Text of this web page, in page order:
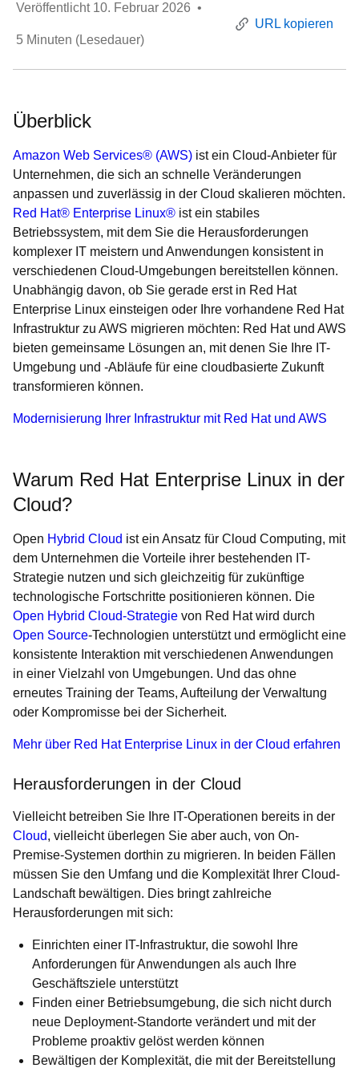
Veröffentlicht 10. Februar 2026 •
5 Minuten (Lesedauer)
URL kopieren
Überblick
Amazon Web Services® (AWS) ist ein Cloud-Anbieter für
Unternehmen, die sich an schnelle Veränderungen
anpassen und zuverlässig in der Cloud skalieren möchten.
Red Hat® Enterprise Linux® ist ein stabiles
Betriebssystem, mit dem Sie die Herausforderungen
komplexer IT meistern und Anwendungen konsistent in
verschiedenen Cloud-Umgebungen bereitstellen können.
Unabhängig davon, ob Sie gerade erst in Red Hat
Enterprise Linux einsteigen oder Ihre vorhandene Red Hat
Infrastruktur zu AWS migrieren möchten: Red Hat und AWS
bieten gemeinsame Lösungen an, mit denen Sie Ihre IT-
Umgebung und -Abläufe für eine cloudbasierte Zukunft
transformieren können.
Modernisierung Ihrer Infrastruktur mit Red Hat und AWS
Warum Red Hat Enterprise Linux in der
Cloud?
Open Hybrid Cloud ist ein Ansatz für Cloud Computing, mit
dem Unternehmen die Vorteile ihrer bestehenden IT-
Strategie nutzen und sich gleichzeitig für zukünftige
technologische Fortschritte positionieren können. Die
Open Hybrid Cloud-Strategie von Red Hat wird durch
Open Source-Technologien unterstützt und ermöglicht eine
konsistente Interaktion mit verschiedenen Anwendungen
in einer Vielzahl von Umgebungen. Und das ohne
erneutes Training der Teams, Aufteilung der Verwaltung
oder Kompromisse bei der Sicherheit.
Mehr über Red Hat Enterprise Linux in der Cloud erfahren
Herausforderungen in der Cloud
Vielleicht betreiben Sie Ihre IT-Operationen bereits in der
Cloud, vielleicht überlegen Sie aber auch, von On-
Premise-Systemen dorthin zu migrieren. In beiden Fällen
müssen Sie den Umfang und die Komplexität Ihrer Cloud-
Landschaft bewältigen. Dies bringt zahlreiche
Herausforderungen mit sich:
Einrichten einer IT-Infrastruktur, die sowohl Ihre
Anforderungen für Anwendungen als auch Ihre
Geschäftsziele unterstützt
Finden einer Betriebsumgebung, die sich nicht durch
neue Deployment-Standorte verändert und mit der
Probleme proaktiv gelöst werden können
Bewältigen der Komplexität, die mit der Bereitstellung